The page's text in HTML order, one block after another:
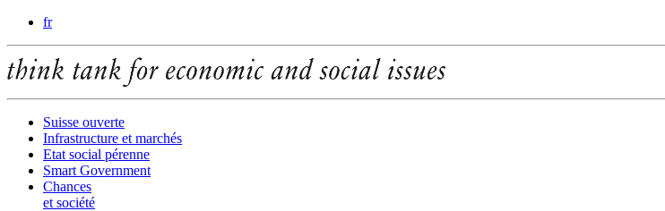
fr
Suisse ouverte
Infrastructure et marchés
Etat social pérenne
Smart Government
Chances
et société